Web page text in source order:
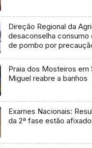
Direção Regional da
desaconselha consumo
de pombo por
Praia dos Mosteiros em
Miguel reabre a banhos
Exames Nacionais:
da 2ª fase estão